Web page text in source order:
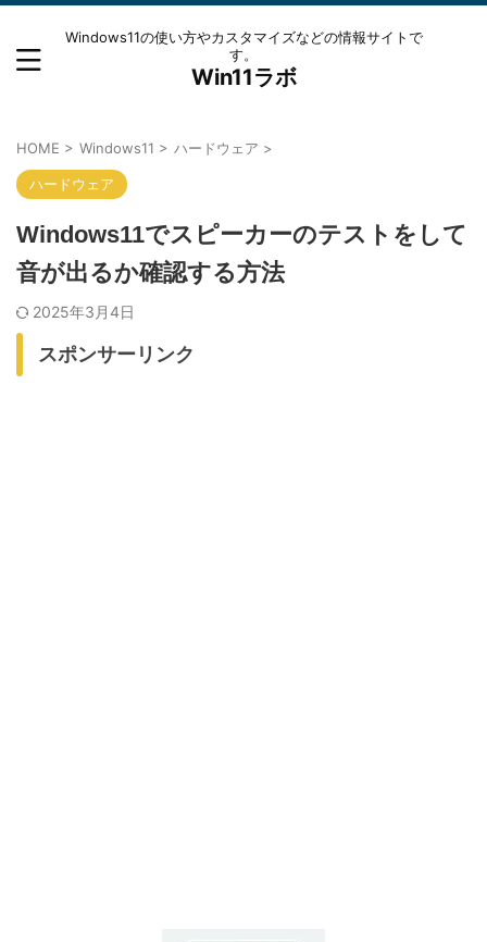
Windows11の使い方やカスタマイズなどの情報サイトで
す。
Win11ラボ
HOME > Windows11 > ハードウェア >
ハードウェア
Windows11でスピーカーのテストをして
音が出るか確認する方法
2025年3月4日
スポンサーリンク